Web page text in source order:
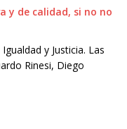
y de calidad, si no no
y Justicia. Las
Rinesi, Diego